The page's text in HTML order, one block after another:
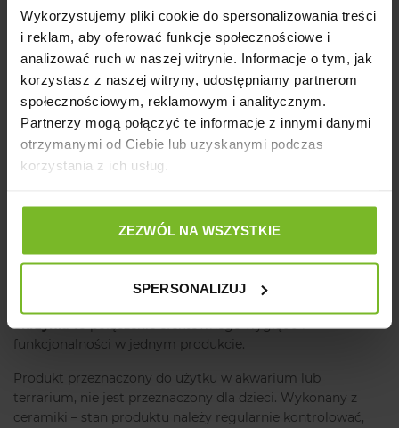
Wykorzystujemy pliki cookie do spersonalizowania treści
i reklam, aby oferować funkcje społecznościowe i
analizować ruch w naszej witrynie. Informacje o tym, jak
korzystasz z naszej witryny, udostępniamy partnerom
społecznościowym, reklamowym i analitycznym.
Partnerzy mogą połączyć te informacje z innymi danymi
otrzymanymi od Ciebie lub uzyskanymi podczas
korzystania z ich usług.
ZEZWÓL NA WSZYSTKIE
SPERSONALIZUJ
Przeznaczenie:akwaria słodkowodne
🏴‍☠️ Idealna do aranżacji typu:
akwarium pirackie
akwarium fantasy
aranżacje z piaskiem, korzeniami i kamieniami
Dodaj do swojego akwarium mocny, tematyczny akcent i
Skrzyniato połączenie efektownego wyglądu i
funkcjonalności w jednym produkcie.
Produkt przeznaczony do użytku w akwarium lub
terrarium, nie jest przeznaczony dla dzieci. Wykonany z
ceramiki – stan produktu należy regularnie kontrolować,